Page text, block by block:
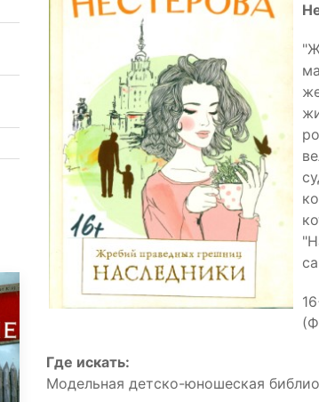
Где искать:
Модельная детско-юношеская